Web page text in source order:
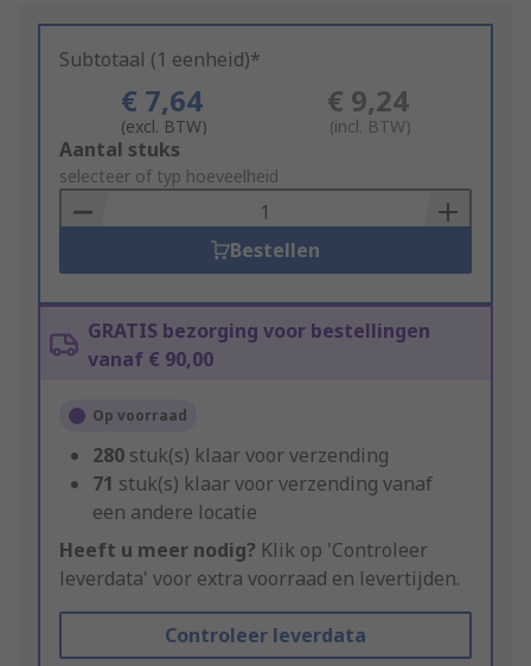
Subtotaal (1 eenheid)*
€ 7,64
(excl. BTW)
€ 9,24
(incl. BTW)
Add
to
Basket
Aantal stuks
selecteer of typ hoeveelheid
Bestellen
GRATIS bezorging voor bestellingen
vanaf € 90,00
Op voorraad
280 stuk(s) klaar voor verzending
71 stuk(s) klaar voor verzending vanaf
een andere locatie
Heeft u meer nodig? Klik op 'Controleer
leverdata' voor extra voorraad en levertijden.
Controleer leverdata